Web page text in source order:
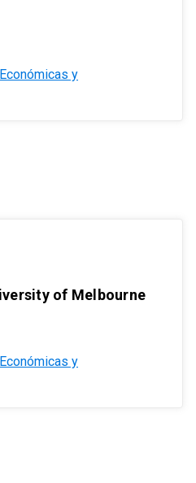
y
of Melbourne
y